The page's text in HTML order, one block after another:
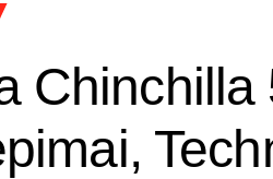
Chinchilla